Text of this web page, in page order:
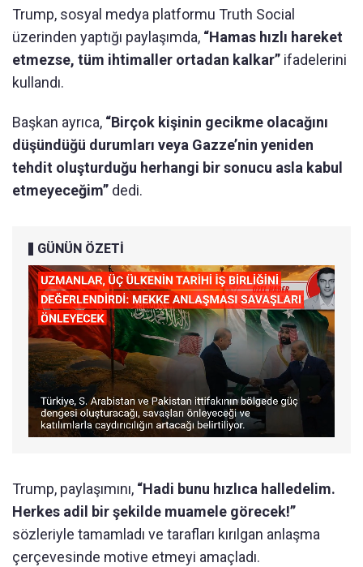
Trump, sosyal medya platformu Truth Social
üzerinden yaptığı paylaşımda, “Hamas hızlı hareket
etmezse, tüm ihtimaller ortadan kalkar” ifadelerini
kullandı.
Başkan ayrıca, “Birçok kişinin gecikme olacağını
düşündüğü durumları veya Gazze’nin yeniden
tehdit oluşturduğu herhangi bir sonucu asla kabul
etmeyeceğim” dedi.
GÜNÜN ÖZETİ
Trump, paylaşımını, “Hadi bunu hızlıca halledelim.
Herkes adil bir şekilde muamele görecek!”
sözleriyle tamamladı ve tarafları kırılgan anlaşma
çerçevesinde motive etmeyi amaçladı.